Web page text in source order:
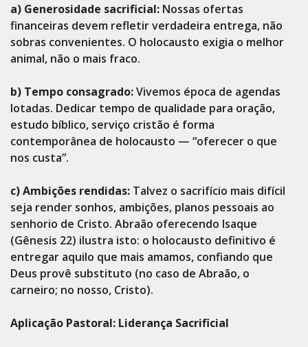
a) Generosidade sacrificial: Nossas ofertas
financeiras devem refletir verdadeira entrega, não
sobras convenientes. O holocausto exigia o melhor
animal, não o mais fraco.
b) Tempo consagrado:Vivemos época de agendas
lotadas. Dedicar tempo de qualidade para oração,
estudo bíblico, serviço cristão é forma
contemporânea de holocausto — “oferecer o que
nos custa”.
c) Ambições rendidas: Talvez o sacrifício mais difícil
seja render sonhos, ambições, planos pessoais ao
senhorio de Cristo. Abraão oferecendo Isaque
(Gênesis 22) ilustra isto: o holocausto definitivo é
entregar aquilo que mais amamos, confiando que
Deus provê substituto (no caso de Abraão, o
carneiro; no nosso, Cristo).
Aplicação Pastoral: Liderança Sacrificial